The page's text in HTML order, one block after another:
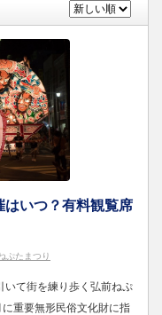
はいつ？有料観覧席
ぷたまつり
いて街を練り歩く弘前ねぷ
重要無形民俗文化財に指